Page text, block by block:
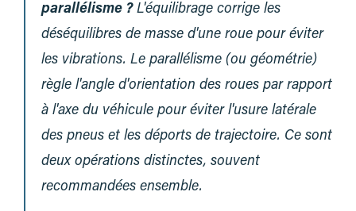
parallélisme ? L'équilibrage corrige les
déséquilibres de masse d'une roue pour éviter
les vibrations. Le parallélisme (ou géométrie)
règle l'angle d'orientation des roues par rapport
à l'axe du véhicule pour éviter l'usure latérale
des pneus et les déports de trajectoire. Ce sont
deux opérations distinctes, souvent
recommandées ensemble.